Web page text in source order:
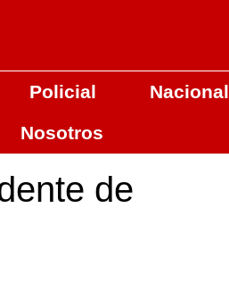
Policial Nacional
Nosotros
de